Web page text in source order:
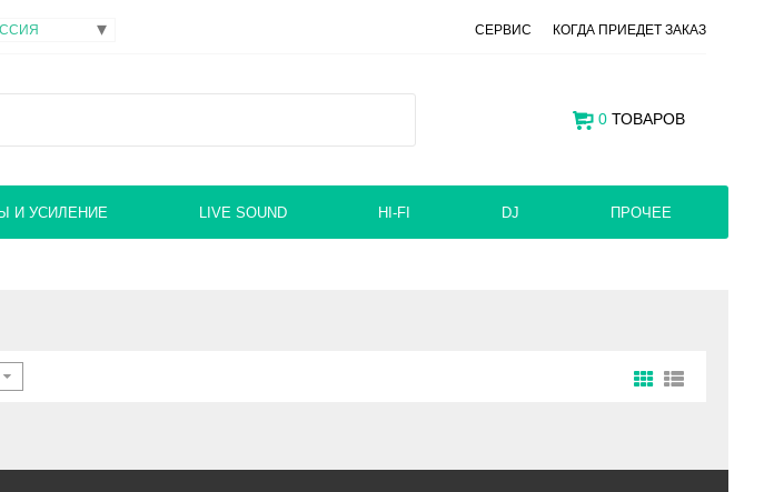
СЕРВИС КОГДА ПРИЕДЕТ ЗАКАЗ
0 ТОВАРОВ
И УСИЛЕНИЕ LIVE SOUND HI-FI DJ ПРОЧЕЕ